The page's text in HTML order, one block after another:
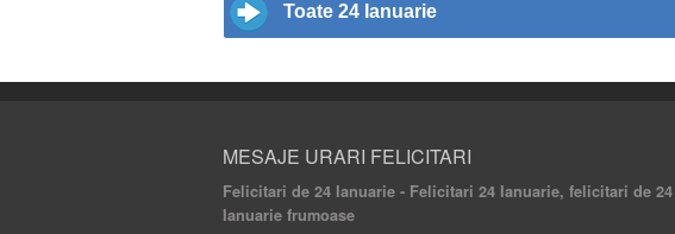
Toate 24 Ianuarie
MESAJE URARI FELICITARI
Felicitari de 24 Ianuarie - Felicitari 24 Ianuarie, felicitari de
Ianuarie frumoase